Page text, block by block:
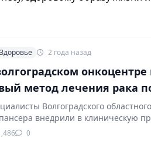
Здоровье 2 года назад
метод лечения рака
Волгоградского
внедрили в клиническую
форму
0